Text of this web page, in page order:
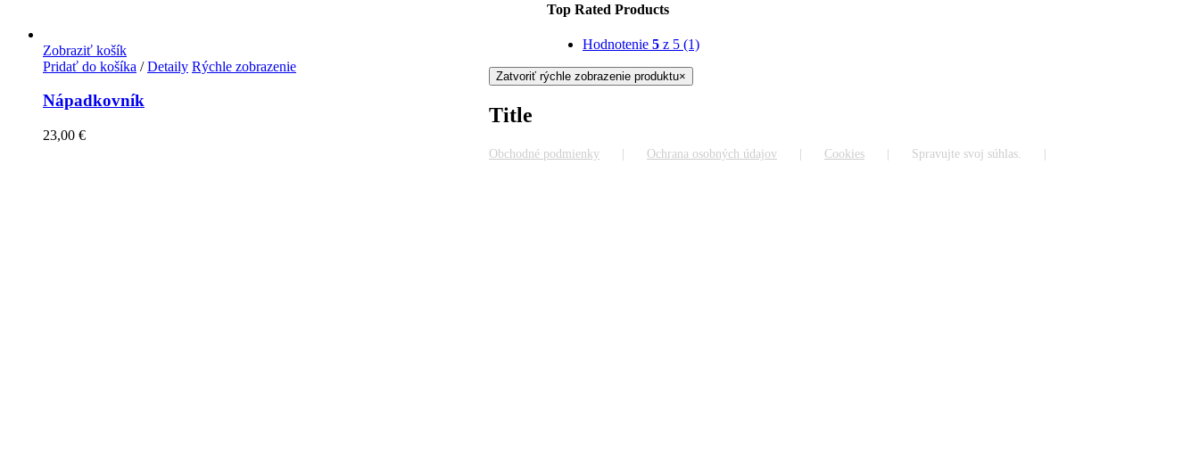
Zobraziť košík
Pridať do košíka / Detaily Rýchle zobrazenie
Nápadkovník
23,00 €
Top Rated Products
Hodnotenie 5 z 5 (1)
Zatvoriť rýchle zobrazenie produktu×
Title
Obchodné podmienky Ochrana osobných údajov Cookies Spravujte svoj súhlas.